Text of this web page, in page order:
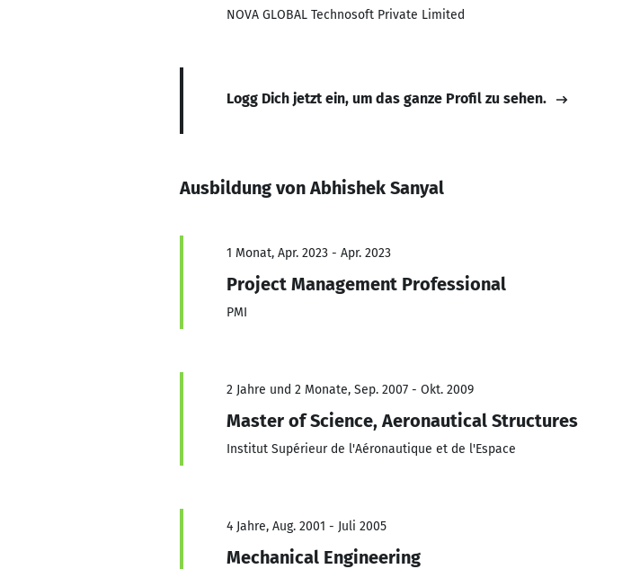
NOVA GLOBAL Technosoft Private Limited
Logg Dich jetzt ein, um das ganze Profil zu sehen.
Ausbildung von Abhishek Sanyal
1 Monat, Apr. 2023 - Apr. 2023
Project Management Professional
PMI
2 Jahre und 2 Monate, Sep. 2007 - Okt. 2009
Master of Science, Aeronautical Structures
Institut Supérieur de l'Aéronautique et de l'Espace
4 Jahre, Aug. 2001 - Juli 2005
Mechanical Engineering